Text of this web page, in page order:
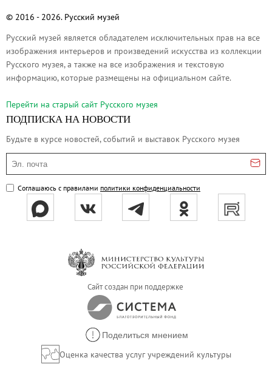
Постоянные экспозиции
Русское искусство первой половины
Древнерусское искусство ХII—XVII
Русское искусство XVIII века
Русское искусство второй половины
Русское народное искусство XVII-XXI
Будущие выставки
Выездные выставки
Садко
Михаил Нестеров
Архив выставок
Эпоха Императора Александра III и её
Архип Куинджи. Иллюзия света
Русская традиция
Наш авангард
Фёдор Васильев. К 175-летию со дня
Посетителям
Справочная информация
© 2016 - 2026. Русский музей
Русский музей является обладателем исключительных прав на все
изображения интерьеров и произведений искусства из коллекции
Русского музея, а также на все изображения и текстовую
информацию, которые размещены на официальном сайте.
Перейти на cтарый сайт Русского музея
ПОДПИСКА НА НОВОСТИ
Будьте в курсе новостей, событий и выставок Русского музея
Эл. почта
Соглашаюсь с правилами политики конфиденциальности
Сайт создан при поддержке
Поделиться мнением
Оценка качества услуг учреждений культуры